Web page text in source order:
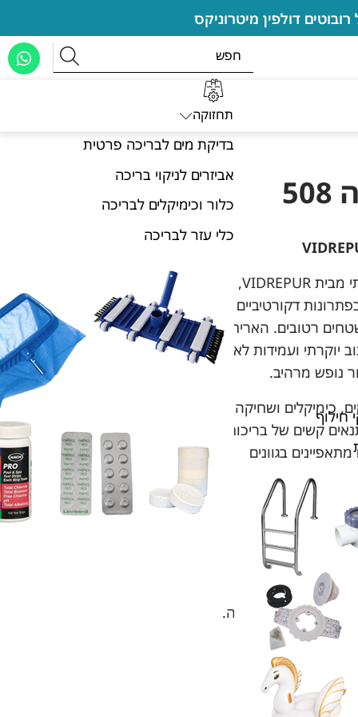
חילוף
תחזוקה
בדיקת מים לבריכה פרטית
אביזרים לניקוי בריכה
כלור וכימיקלים לבריכה
כלי עזר לבריכה
פסיפס לבריכה 508
האריחים עשויים פסיפס איכותי מבית VIDREPUR,
דקורטיביים
רטובים. האריחים
יוקרתי ועמידות לאורך
נופש מרהיב.
כימיקלים ושחיקה,
קשים של בריכות
מתאפיינים בגוונים
אישית על פי הצורך
דפוסים ייחודיים
ועד עיצובים
מים, חום ושחיקה.
ואינם סופגים
ומראה יוקרתי